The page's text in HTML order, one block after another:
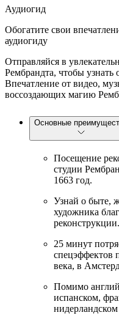
Аудиогид
Обогатите свои
аудиогиду
Отправляйся в
Рембрандта, чтобы узнать
Впечатление от видео,
воссоздающих магию
Основные
Посещение
студии
1663 год.
Узнай о быте,
художника
реконструкции.
25 минут
спецэффектов
века, в
Помимо
испанском,